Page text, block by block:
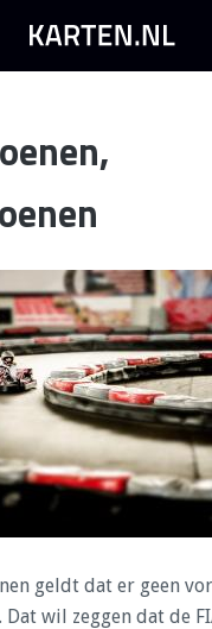
geldt dat er geen
wil zeggen dat de